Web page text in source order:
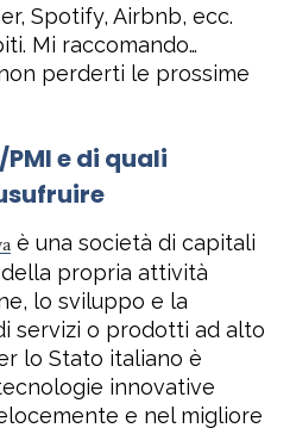
Spotify, Airbnb, ecc.
Mi raccomando…
perderti le prossime
e di quali
è una società di capitali
propria attività
lo sviluppo e la
servizi o prodotti ad alto
lo Stato italiano è
innovative
e nel migliore